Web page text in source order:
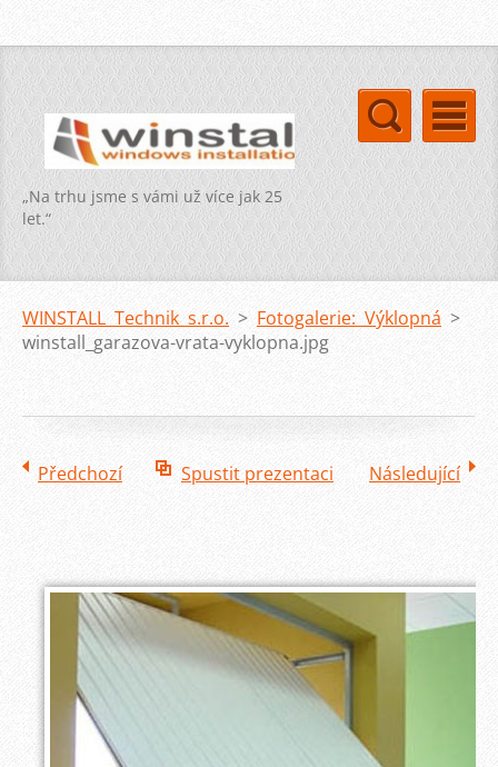
„Na trhu jsme s vámi už více jak 25
let.“
WINSTALL Technik s.r.o. > Fotogalerie: Výklopná >
winstall_garazova-vrata-vyklopna.jpg
Předchozí Spustit prezentaci Následující